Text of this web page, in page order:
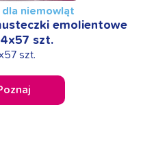
dla niemowląt
emolientowe
szt.
szt.